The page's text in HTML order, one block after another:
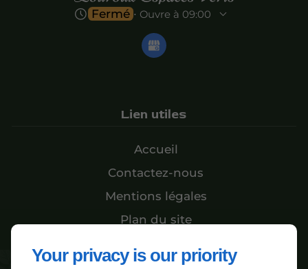
Your privacy is our priority
Fermé ⋅ Ouvre à 09:00
Lien utiles
Accueil
Contactez-nous
Mentions légales
Plan du site